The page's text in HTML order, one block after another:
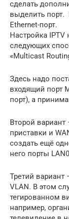
сделать
выделить порт.
Ethernet-порт.
Настройка IPTV
следующих
«Multicast
Здесь надо
входящий порт
порт), а
Второй
приставки и
создать ещё
него порты
Третий
VLAN. В этом
тегированном
например,